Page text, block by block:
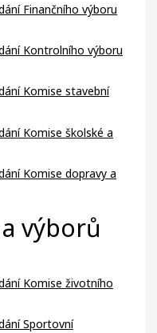
Finančního výboru
Kontrolního výboru
Komise stavební
Komise školské a
Komise dopravy a
výborů
Komise životního
Sportovní